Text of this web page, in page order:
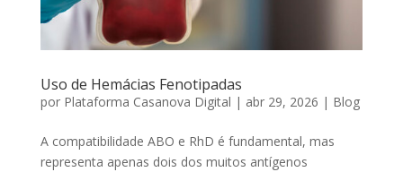
Uso de Hemácias Fenotipadas
por Plataforma Casanova Digital | abr 29, 2026 | Blog
A compatibilidade ABO e RhD é fundamental, mas
representa apenas dois dos muitos antígenos